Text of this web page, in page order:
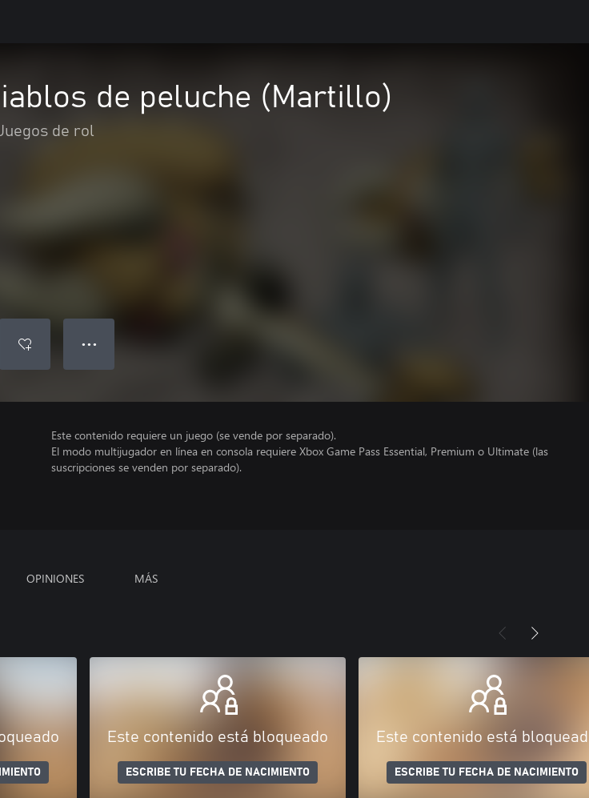
de peluche (Martillo)
de rol
● ● ●
Este contenido requiere un juego (se vende por separado).
El modo multijugador en línea en consola requiere Xbox Game Pass Essential, Premium o Ultimate (las
suscripciones se venden por separado).
OPINIONES MÁS
Este contenido está bloqueado
ESCRIBE TU FECHA DE NACIMIENTO
Este contenido está
ESCRIBE TU FECHA DE NACIMIENTO